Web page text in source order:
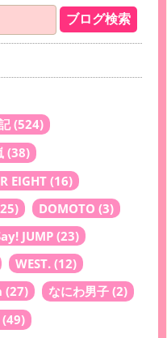
(524)
(38)
EIGHT (16)
DOMOTO (3)
JUMP (23)
WEST. (12)
(27) なにわ男子 (2)
(49)